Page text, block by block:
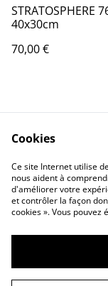
STRATOSPHERE
40x30cm
70,00 €
©2026Pascale
Cookies
Ce site Internet utilise
nous aident à
d'améliorer votre
et contrôler la façon
cookies ». Vous